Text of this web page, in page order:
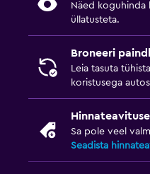
Näed koguhinda
üllatusteta.
Broneeri
Leia tasuta
koristusega
Sa pole veel
Seadista